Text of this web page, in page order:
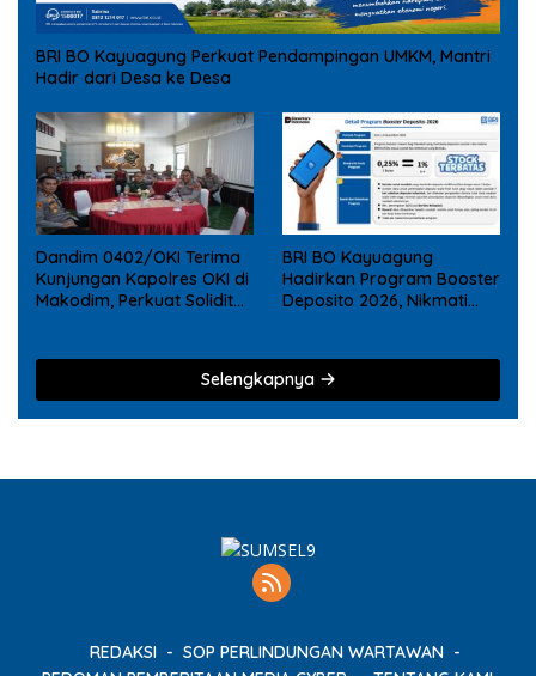
BRI BO Kayuagung Perkuat Pendampingan UMKM, Mantri
Hadir dari Desa ke Desa
Dandim 0402/OKI Terima
Kunjungan Kapolres OKI di
Makodim, Perkuat Soliditas
BRI BO Kayuagung
Hadirkan Program Booster
Deposito 2026, Nikmati
Selengkapnya
REDAKSI
SOP PERLINDUNGAN WARTAWAN